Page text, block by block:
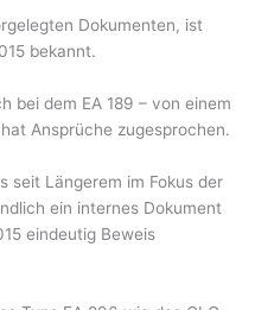
Dokumenten, ist
bekannt.
bei dem EA 189 – von einem
Ansprüche zugesprochen.
seit Längerem im Fokus der
ein internes Dokument
eindeutig Beweis